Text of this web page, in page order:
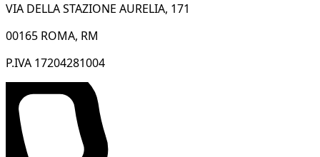
VIA DELLA STAZIONE AURELIA, 171
00165 ROMA, RM
P.IVA 17204281004